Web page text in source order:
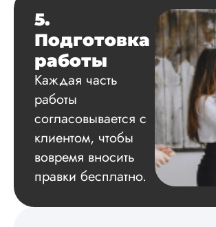
5.
Подготовка
работы
Каждая часть
работы
согласовывается с
клиентом, чтобы
вовремя вносить
правки бесплатно.